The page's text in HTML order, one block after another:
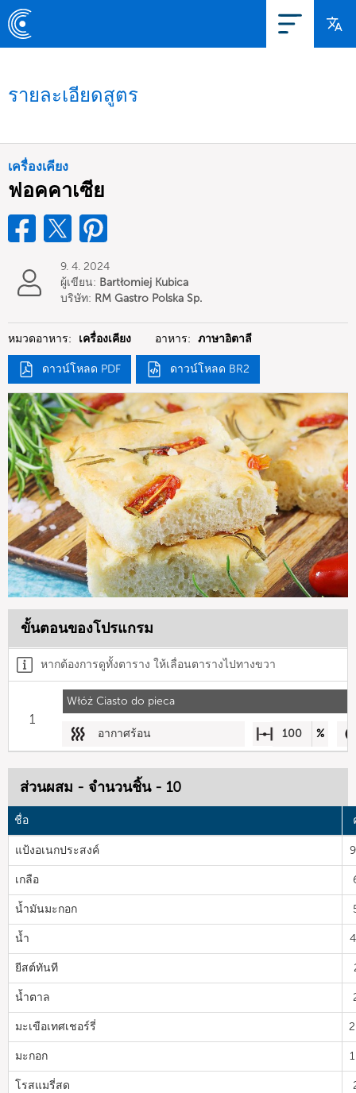
รายละเอียดสูตร
เครื่องเคียง
ฟอคคาเซีย
9. 4. 2024
ผู้เขียน: Bartłomiej Kubica
บริษัท: RM Gastro Polska Sp.
หมวดอาหาร:
เครื่องเคียง อาหาร: ภาษาอิตาลี
ดาวน์โหลด PDF ดาวน์โหลด BR2
ขั้นตอนของโปรแกรม
หากต้องการดูทั้งตาราง ให้เลื่อนตารางไปทางขวา
Włóż Ciasto do pieca
1
อากาศร้อน 100 %
ส่วนผสม - จำนวนชิ้น - 10
ชื่อ
แป้งอเนกประสงค์
เกลือ
น้ำมันมะกอก
น้ำ
ยีสต์ทันที
น้ำตาล
มะเขือเทศเชอร์รี่
มะกอก
โรสแมรี่สด